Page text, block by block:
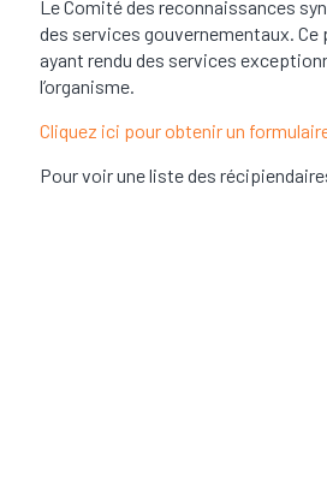
Le Comité des reconnaissances
des services gouvernementaux.
ayant rendu des services
l’organisme.
Cliquez ici pour obtenir un
Pour voir une liste des